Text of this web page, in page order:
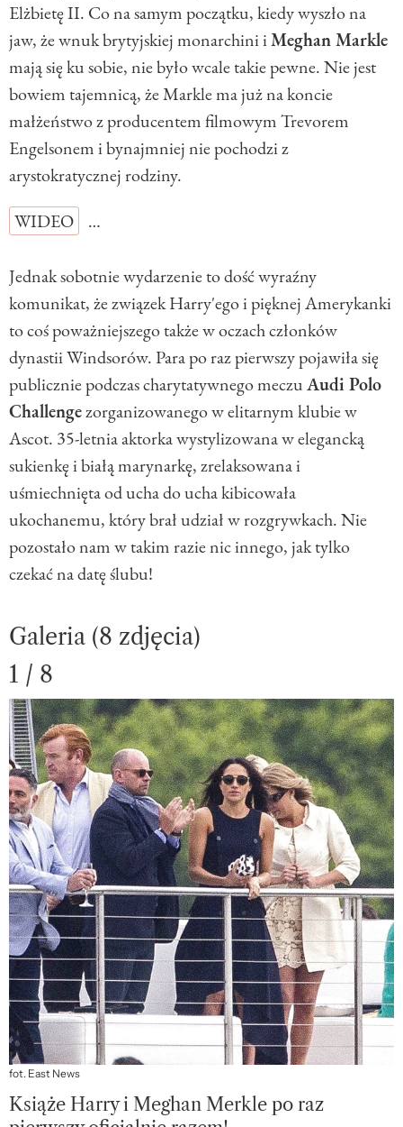
Elżbietę II. Co na samym początku, kiedy wyszło na
jaw, że wnuk brytyjskiej monarchini iMeghan Markle
mają się ku sobie, nie było wcale takie pewne. Nie jest
bowiem tajemnicą, że Markle ma już na koncie
małżeństwo z producentem filmowym Trevorem
Engelsonem i bynajmniej nie pochodzi z
arystokratycznej rodziny.
WIDEO
…
Jednak sobotnie wydarzenie to dość wyraźny
komunikat, że związek Harry'ego i pięknej Amerykanki
to coś poważniejszego także w oczach członków
dynastii Windsorów. Para po raz pierwszy pojawiła się
publicznie podczas charytatywnego meczuAudi Polo
Challengezorganizowanego w elitarnym klubie w
Ascot. 35-letnia aktorka wystylizowana w elegancką
sukienkę i białą marynarkę, zrelaksowana i
uśmiechnięta od ucha do ucha kibicowała
ukochanemu, który brał udział w rozgrywkach. Nie
pozostało nam w takim razie nic innego, jak tylko
czekać na datę ślubu!
Galeria (8 zdjęcia)
1 / 8
fot. East News
Książe Harry i Meghan Merkle po raz